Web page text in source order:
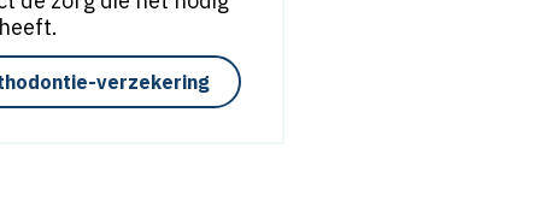
heeft.
verzekering